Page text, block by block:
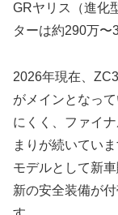
GRヤリス（進化
ターは約290万〜
2026年現在、
がメインとなっ
にくく、ファイ
まりが続いてい
モデルとして新
新の安全装備が